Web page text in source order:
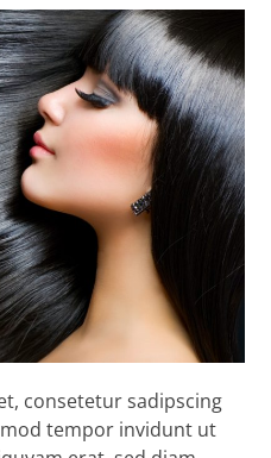
consetetur sadipscing
tempor invidunt ut